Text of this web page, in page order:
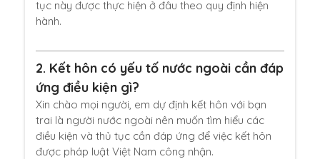
tục này được thực hiện ở đâu theo quy định hiện
hành.
2. Kết hôn có yếu tố nước ngoài cần đáp
ứng điều kiện gì?
Xin chào mọi người, em dự định kết hôn với bạn
trai là người nước ngoài nên muốn tìm hiểu các
điều kiện và thủ tục cần đáp ứng để việc kết hôn
được pháp luật Việt Nam công nhận.